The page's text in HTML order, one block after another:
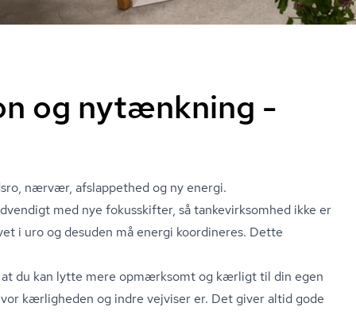
og nytænkning -
nærvær, afslappethed og ny energi.
med nye fokusskifter, så tan­ke­virk­som­hed ikke er
i uro og desuden må energi koordineres. Dette
du kan lytte mere opmærksomt og kærligt til din egen
kærligheden og indre vejviser er. Det giver altid gode